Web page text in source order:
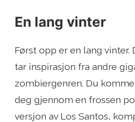
En lang vinter
Først opp er en lang vinter.
tar inspirasjon fra andre
zombiergenren. Du
deg gjennom en frossen
versjon av Los Santos,